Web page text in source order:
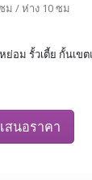
ม / ห่าง 10 ซม
อม รั้วเตี้ย กั้นเข
สนอราคา